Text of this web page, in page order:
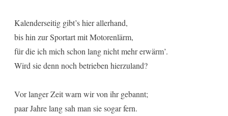
Kalenderseitig gibt’s hier allerhand,
bis hin zur Sportart mit Motorenlärm,
für die ich mich schon lang nicht mehr erwärm’.
Wird sie denn noch betrieben hierzuland?
Vor langer Zeit warn wir von ihr gebannt;
paar Jahre lang sah man sie sogar fern.